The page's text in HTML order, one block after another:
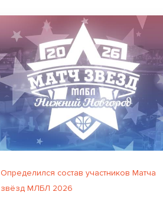
Определился состав участников Матча
звёзд МЛБЛ 2026